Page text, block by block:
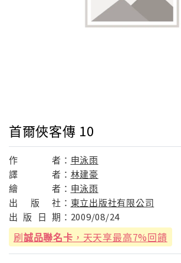
首爾俠客傳 10
作 者： 申泳雨
譯
者： 林建豪
繪
者： 申泳雨
出
版 社： 東立出版社有限公司
出 版 日 期： 2009/08/24
刷誠品聯名卡 ，天天享最高7%回饋